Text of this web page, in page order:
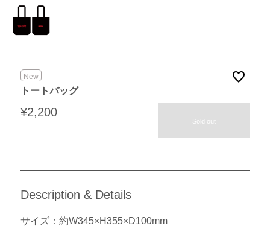
New
トートバッグ
favorite
¥2,200
Sold out
Description & Details
サイズ：約W345×H355×D100mm